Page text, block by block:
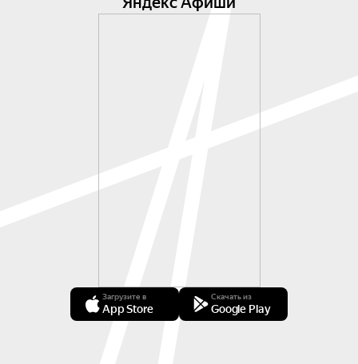
Загрузите в
App Store
Скачать из
Google Play